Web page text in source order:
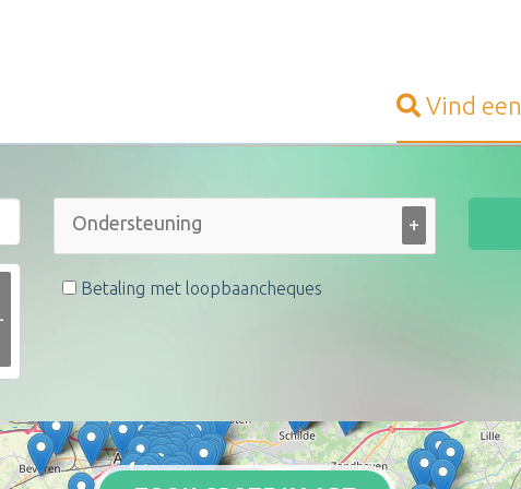
Vind een
+
Betaling met loopbaancheques